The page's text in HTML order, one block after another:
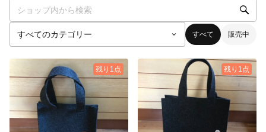
すべて 販売中
残り1点 残り1点